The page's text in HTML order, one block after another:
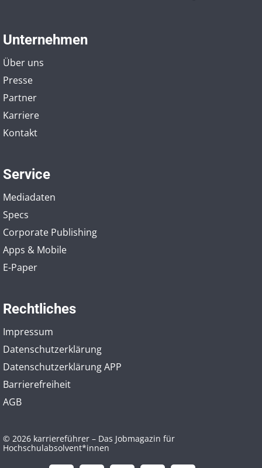
Unternehmen
Über uns
Presse
Partner
Karriere
Kontakt
Service
Mediadaten
Specs
Corporate Publishing
Apps & Mobile
E-Paper
Rechtliches
Impressum
Datenschutzerklärung
Datenschutzerklärung APP
Barrierefreiheit
AGB
© 2026 karriereführer – Das Jobmagazin für
Hochschulabsolvent*innen